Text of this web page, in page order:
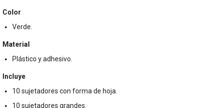
Color
Verde.
Material
Plástico y adhesivo.
Incluye
10 sujetadores con forma de hoja.
10 sujetadores grandes.